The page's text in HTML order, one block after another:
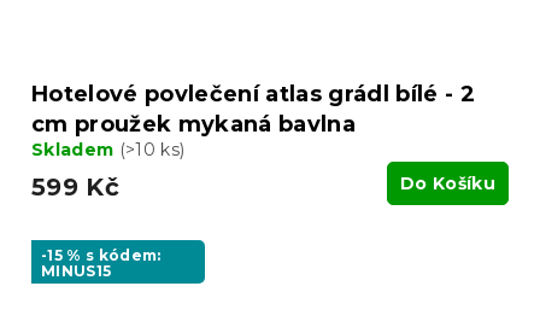
Hotelové povlečení atlas grádl bílé - 2
cm proužek mykaná bavlna
Skladem (>10 ks)
599 Kč Do Košíku
-15 % s kódem:
MINUS15